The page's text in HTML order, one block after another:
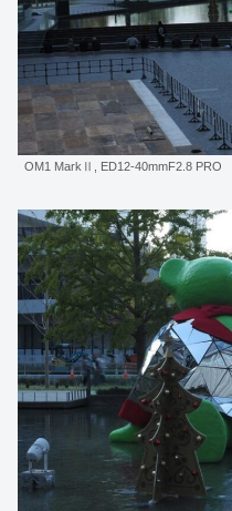
OM1 MarkⅡ, ED12-40mmF2.8 PRO